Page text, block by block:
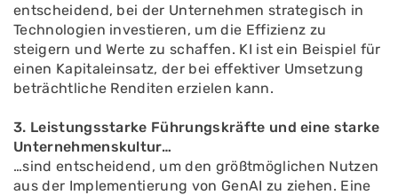
entscheidend, bei der Unternehmen strategisch in
Technologien investieren, um die Effizienz zu
steigern und Werte zu schaffen. KI ist ein Beispiel für
einen Kapitaleinsatz, der bei effektiver Umsetzung
beträchtliche Renditen erzielen kann.
3. Leistungsstarke Führungskräfte und eine starke
Unternehmenskultur…
…sind entscheidend, um den größtmöglichen Nutzen
aus der Implementierung von GenAI zu ziehen. Eine